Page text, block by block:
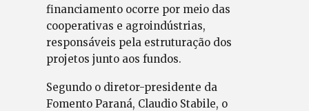
financiamento ocorre por meio das
cooperativas e agroindústrias,
responsáveis pela estruturação dos
projetos junto aos fundos.
Segundo o diretor-presidente da
Fomento Paraná, Claudio Stabile, o